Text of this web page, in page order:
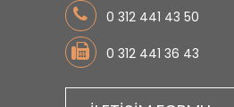
0 312 441 43 50
0 312 441 36 43